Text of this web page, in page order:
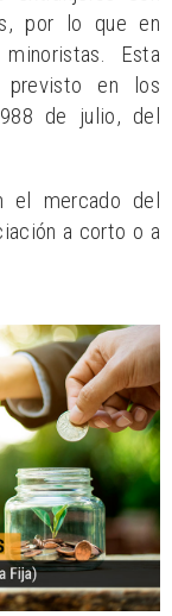
por lo que en
Esta
previsto en los
de julio, del
el mercado del
a corto o a